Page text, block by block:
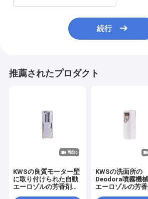
続行
推薦されたプロダクト
KWSの良質モーター壁
に取り付けられた自動
エーロゾルの芳香剤デ
KWSの洗面所の
Deodora噴霧機
エーロゾルの芳香